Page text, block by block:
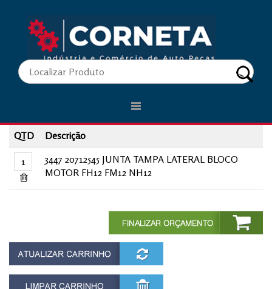
QTD
Descrição
3447 20712545 JUNTA TAMPA LATERAL BLOCO
MOTOR FH12 FM12 NH12